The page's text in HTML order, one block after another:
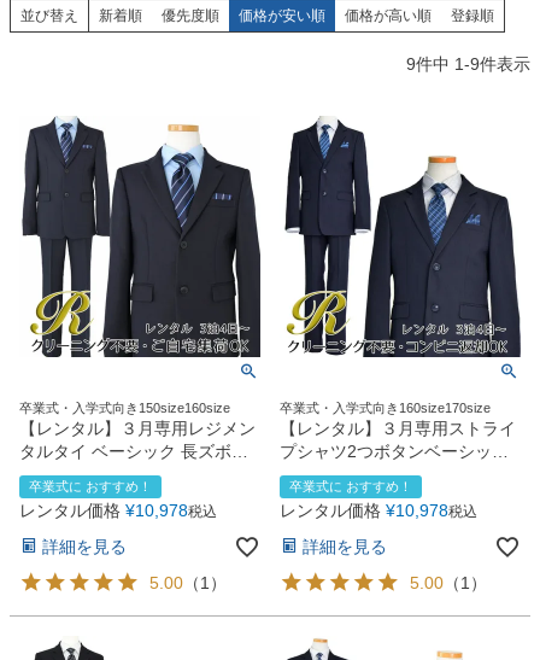
予約 Web または お電話
ヘアメイク・着付け
並び替え 新着順 優先度順 価格が安い順 価格が高い順 登録順
9件中 1-9件表示
卒業式・入学式向き150size160size
【レンタル】３月専用レジメン
タルタイ ベーシック 長ズボン
スーツ5点セット
（CAT595602）ネイビー
卒業式に おすすめ！
レンタル価格 ¥10,978税込
詳細を見る
5.00 （1 ）
卒業式・入学式向き160size170size
【レンタル】３月専用ストライ
プシャツ2つボタンベーシック
スーツ4点セット(CAT555610)
ネイビー
卒業式に おすすめ！
レンタル価格 ¥10,978税込
詳細を見る
5.00 （1 ）